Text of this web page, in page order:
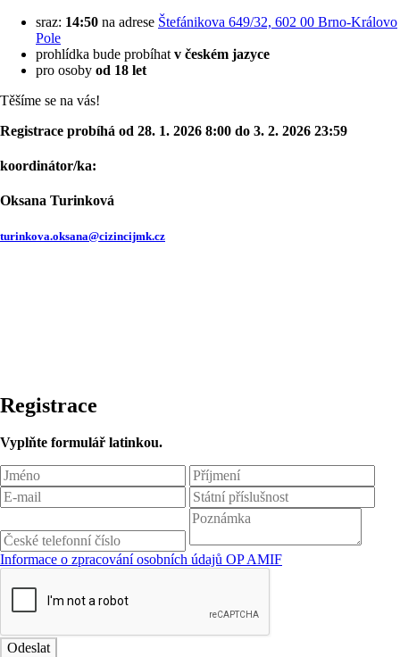
sraz: 14:50 na adrese Štefánikova 649/32, 602 00 Brno-Královo
Pole
prohlídka bude probíhat v českém jazyce
pro osoby od 18 let
Těšíme se na vás!
Registrace probíhá od 28. 1. 2026 8:00 do 3. 2. 2026 23:59
koordinátor/ka:
Oksana Turinková
turinkova.oksana@cizincijmk.cz
Registrace
Vyplňte formulář latinkou.
Informace o zpracování osobních údajů OP AMIF
Odeslat